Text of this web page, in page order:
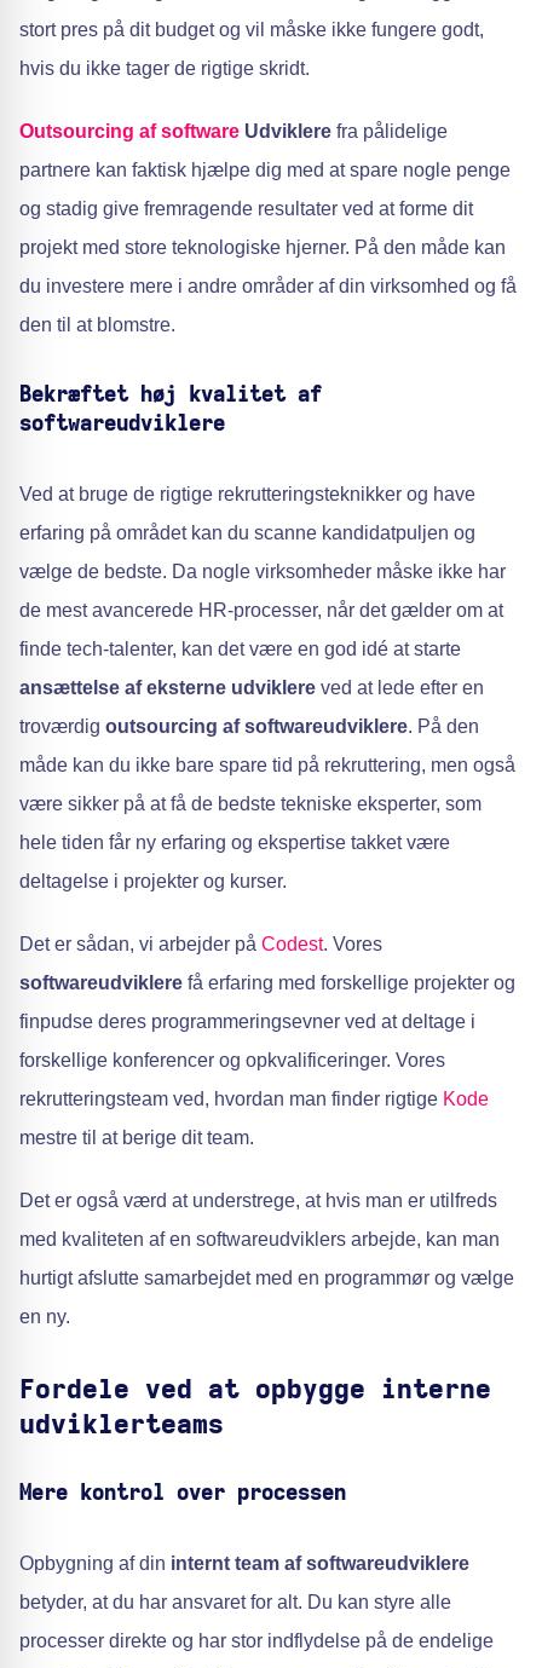
stort pres på dit budget og vil måske ikke fungere godt,
hvis du ikke tager de rigtige skridt.
Outsourcing af software Udviklere fra pålidelige
partnere kan faktisk hjælpe dig med at spare nogle penge
og stadig give fremragende resultater ved at forme dit
projekt med store teknologiske hjerner. På den måde kan
du investere mere i andre områder af din virksomhed og få
den til at blomstre.
Bekræftet høj kvalitet af
softwareudviklere
Ved at bruge de rigtige rekrutteringsteknikker og have
erfaring på området kan du scanne kandidatpuljen og
vælge de bedste. Da nogle virksomheder måske ikke har
de mest avancerede HR-processer, når det gælder om at
finde tech-talenter, kan det være en god idé at starte
ansættelse af eksterne udviklere ved at lede efter en
troværdig outsourcing af softwareudviklere. På den
måde kan du ikke bare spare tid på rekruttering, men også
være sikker på at få de bedste tekniske eksperter, som
hele tiden får ny erfaring og ekspertise takket være
deltagelse i projekter og kurser.
Det er sådan, vi arbejder på Codest. Vores
softwareudviklere få erfaring med forskellige projekter og
finpudse deres programmeringsevner ved at deltage i
forskellige konferencer og opkvalificeringer. Vores
rekrutteringsteam ved, hvordan man finder rigtige Kode
mestre til at berige dit team.
Det er også værd at understrege, at hvis man er utilfreds
med kvaliteten af en softwareudviklers arbejde, kan man
hurtigt afslutte samarbejdet med en programmør og vælge
en ny.
Fordele ved at opbygge interne
udviklerteams
Mere kontrol over processen
Opbygning af din internt team af softwareudviklere
betyder, at du har ansvaret for alt. Du kan styre alle
processer direkte og har stor indflydelse på de endelige